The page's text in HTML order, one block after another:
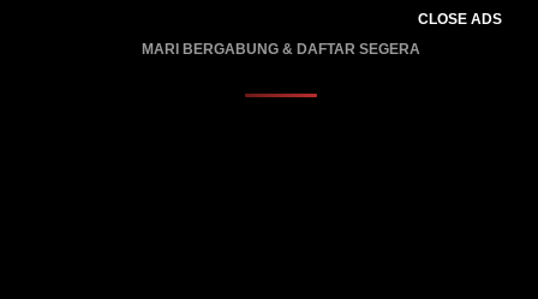
CLOSE ADS
MARI BERGABUNG & DAFTAR SEGERA